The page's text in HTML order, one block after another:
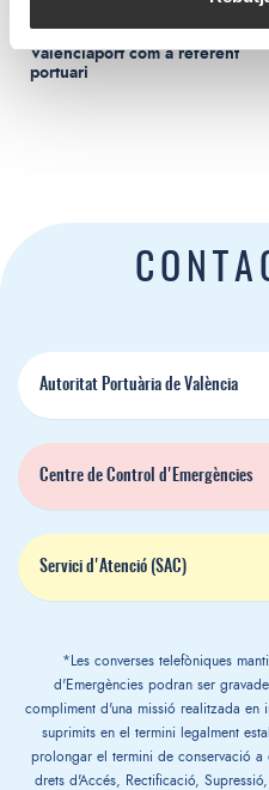
Valenciaport com a referent
portuari
Autoritat Portuària de València
Centre de Control d'Emergències
Servici d'Atenció (SAC)
*Les converses telefòniques
d'Emergències podran ser
compliment d'una missió realitzada en
suprimits en el termini legalment
prolongar el termini de conservació a
drets d'Accés, Rectificació,